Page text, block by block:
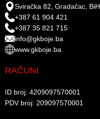
Sviračka 82, Gradačac, BiH
+387 61 904 421
+387 35 821 715
info@gkboje.ba
www.gkboje.ba
RAČUNI
ID broj: 4209097570001​
PDV broj: 209097570001 ​